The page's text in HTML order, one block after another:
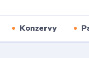
Konzervy